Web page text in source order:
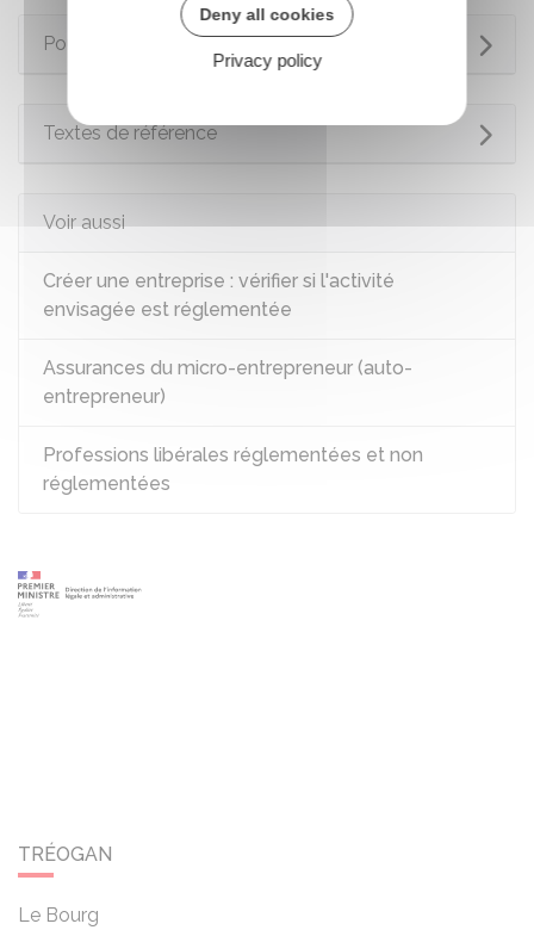
Pour en savoir plus
Textes de référence
Voir aussi
Créer une entreprise : vérifier si l'activité
envisagée est réglementée
Assurances du micro-entrepreneur (auto-
entrepreneur)
Professions libérales réglementées et non
réglementées
TRÉOGAN
Le Bourg
Deny all cookies
Privacy policy